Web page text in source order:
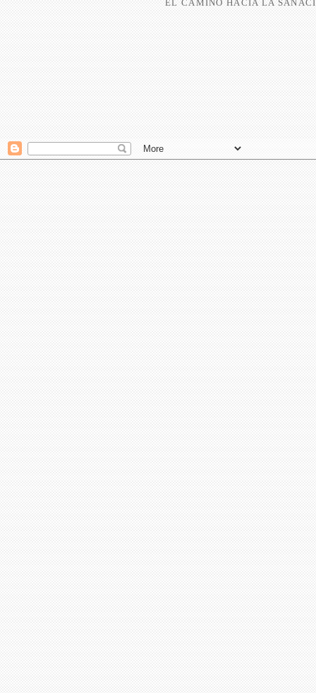
EL CAMINO HACIA LA